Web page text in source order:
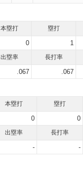
本塁打 塁打
0 1
出塁率 長打率
.067 .067
本塁打 塁打
0 0
出塁率 長打率
- -